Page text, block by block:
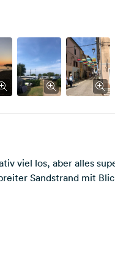
viel los, aber alles
Sandstrand mit